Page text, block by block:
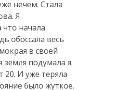
нечем. Стала
Я
что начала
обоссала весь
в своей
земля подумала я.
20. И уже теряла
было жуткое.